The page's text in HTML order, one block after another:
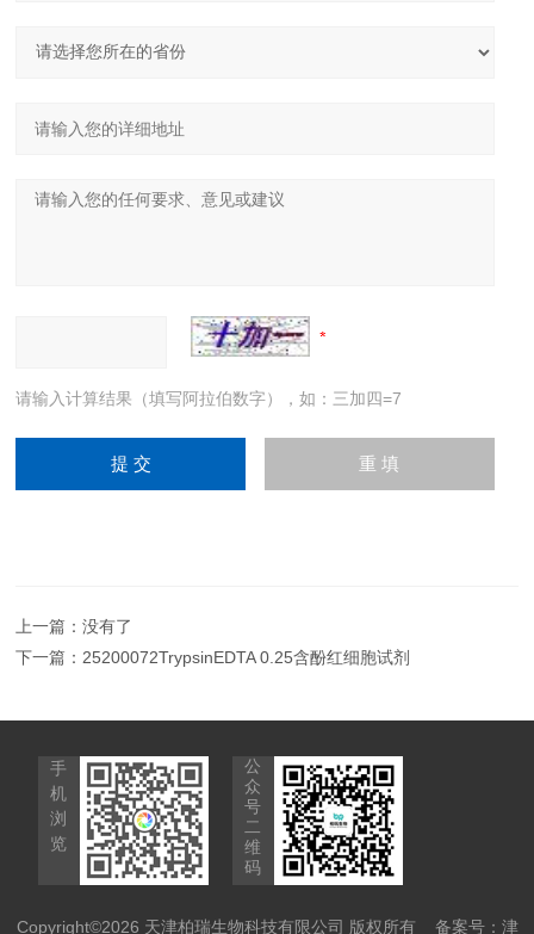
请输入计算结果（填写阿拉伯数字），如：三加四=7
上一篇：没有了
下一篇： 25200072TrypsinEDTA 0.25含酚红细胞试剂
手
机
浏
览
公
众
号
二
维
码
Copyright©2026 天津柏瑞生物科技有限公司 版权所有 备案号：津